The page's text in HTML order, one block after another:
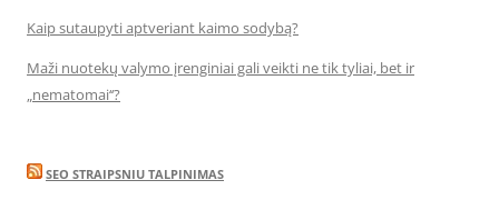
Kaip sutaupyti aptveriant kaimo sodybą?
Maži nuotekų valymo įrenginiai gali veikti ne tik tyliai, bet ir
„nematomai‘‘?
SEO STRAIPSNIU TALPINIMAS